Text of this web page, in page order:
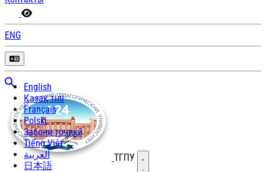
ENG
English
Қазақ тілі
Français
Polski
Забони тоҷикӣ
Tiếng Việt
العربية
日本語
ТГПУ Открыть меню